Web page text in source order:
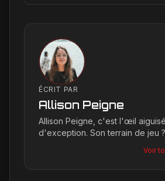
ÉCRIT PAR
Allison Peigne
Allison Peigne, c'est l'œil
d'exception. Son terrain de jeu
une passion contagieuse les
créations, notamment chez
Voir